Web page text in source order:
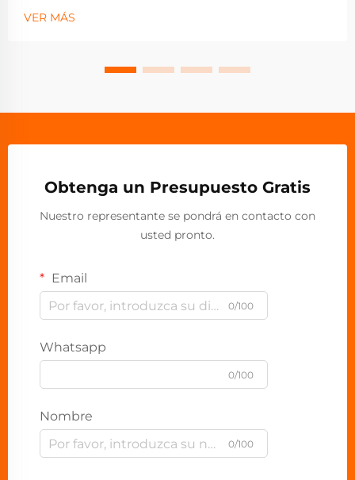
VER MÁS
Obtenga un Presupuesto Gratis
Nuestro representante se pondrá en contacto con
usted pronto.
Email
0/100
Whatsapp
0/100
Nombre
0/100